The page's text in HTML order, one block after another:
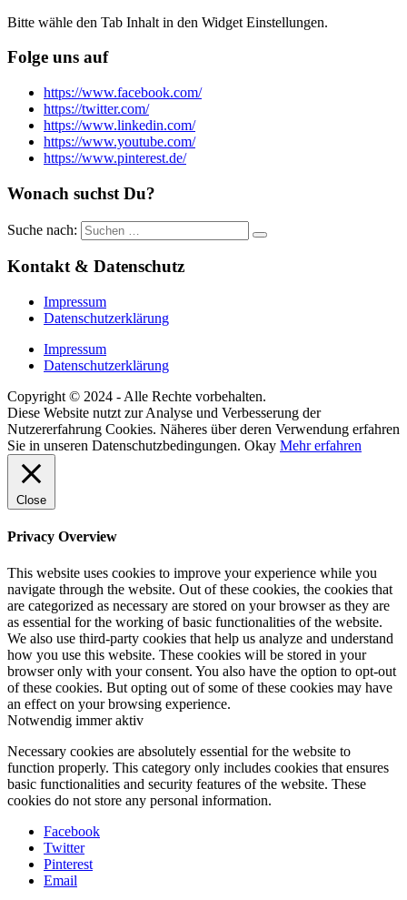
Bitte wähle den Tab Inhalt in den Widget Einstellungen.
Folge uns auf
https://www.facebook.com/
https://twitter.com/
https://www.linkedin.com/
https://www.youtube.com/
https://www.pinterest.de/
Wonach suchst Du?
Suche nach:
Kontakt & Datenschutz
Impressum
Datenschutzerklärung
Impressum
Datenschutzerklärung
Copyright © 2024 - Alle Rechte vorbehalten.
Diese Website nutzt zur Analyse und Verbesserung der
Nutzererfahrung Cookies. Näheres über deren Verwendung erfahren
Sie in unseren Datenschutzbedingungen. Okay Mehr erfahren
Close
Privacy Overview
This website uses cookies to improve your experience while you
navigate through the website. Out of these cookies, the cookies that
are categorized as necessary are stored on your browser as they are
as essential for the working of basic functionalities of the website.
We also use third-party cookies that help us analyze and understand
how you use this website. These cookies will be stored in your
browser only with your consent. You also have the option to opt-out
of these cookies. But opting out of some of these cookies may have
an effect on your browsing experience.
Notwendig immer aktiv
Necessary cookies are absolutely essential for the website to
function properly. This category only includes cookies that ensures
basic functionalities and security features of the website. These
cookies do not store any personal information.
Facebook
Twitter
Pinterest
Email